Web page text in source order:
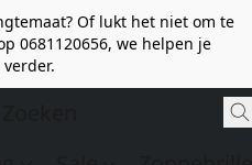
Of lukt het niet om te
0681120656, we helpen je